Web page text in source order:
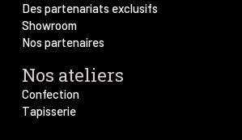
Des partenariats exclusifs
Showroom
Nos partenaires
Nos ateliers
Confection
Tapisserie